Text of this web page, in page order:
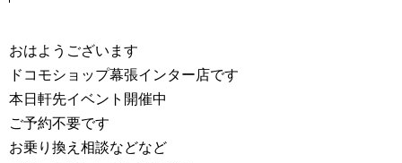
おはようございます
ドコモショップ幕張インター店です
本日軒先イベント開催中
ご予約不要です
お乗り換え相談などなど